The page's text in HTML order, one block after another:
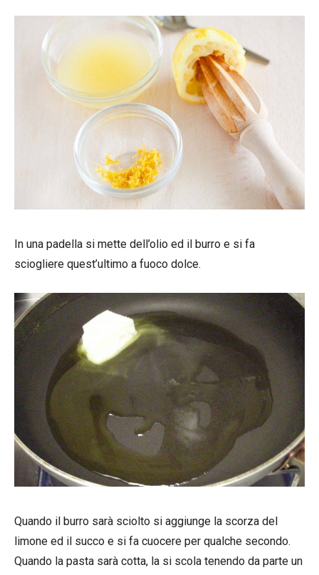
In una padella si mette dell’olio ed il burro e si fa
sciogliere quest’ultimo a fuoco dolce.
Quando il burro sarà sciolto si aggiunge la scorza del
limone ed il succo e si fa cuocere per qualche secondo.
Quando la pasta sarà cotta, la si scola tenendo da parte un